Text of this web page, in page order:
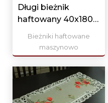
Długi bieżnik
haftowany 40x180
"Róże"
Bieżniki haftowane
maszynowo